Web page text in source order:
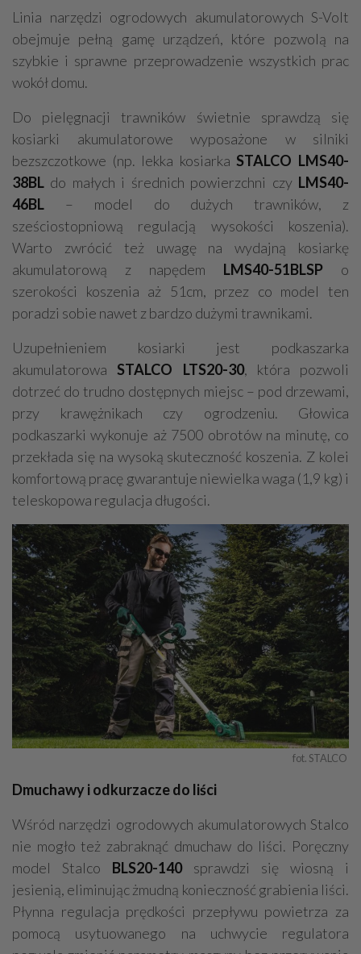
Linia narzędzi ogrodowych akumulatorowych S-Volt
obejmuje pełną gamę urządzeń, które pozwolą na
szybkie i sprawne przeprowadzenie wszystkich prac
wokół domu.
Do pielęgnacji trawników świetnie sprawdzą się
kosiarki akumulatorowe wyposażone w silniki
bezszczotkowe (np. lekka kosiarkaSTALCO LMS40-
38BL do małych i średnich powierzchni czy LMS40-
46BL – model do dużych trawników, z
sześciostopniową regulacją wysokości koszenia).
Warto zwrócić też uwagę na wydajną kosiarkę
akumulatorową z napędem LMS40-51BLSP o
szerokości koszenia aż 51cm, przez co model ten
poradzi sobie nawet z bardzo dużymi trawnikami.
Uzupełnieniem kosiarki jest podkaszarka
akumulatorowaSTALCO LTS20-30, która pozwoli
dotrzeć do trudno dostępnych miejsc – pod drzewami,
przy krawężnikach czy ogrodzeniu. Głowica
podkaszarki wykonuje aż 7500 obrotów na minutę, co
przekłada się na wysoką skuteczność koszenia. Z kolei
komfortową pracę gwarantuje niewielka waga (1,9 kg) i
teleskopowa regulacja długości.
fot. STALCO
Dmuchawy i odkurzacze do liści
Wśród narzędzi ogrodowych akumulatorowych Stalco
nie mogło też zabraknąć dmuchaw do liści. Poręczny
model Stalco BLS20-140sprawdzi się wiosną i
jesienią, eliminując żmudną konieczność grabienia liści.
Płynna regulacja prędkości przepływu powietrza za
pomocą usytuowanego na uchwycie regulatora